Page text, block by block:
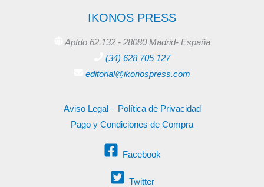
IKONOS PRESS
Aptdo 62.132 - 28080 Madrid- España
(34) 628 705 127
editorial@ikonospress.com
Aviso Legal – Política de Privacidad
Pago y Condiciones de Compra
Facebook
Twitter